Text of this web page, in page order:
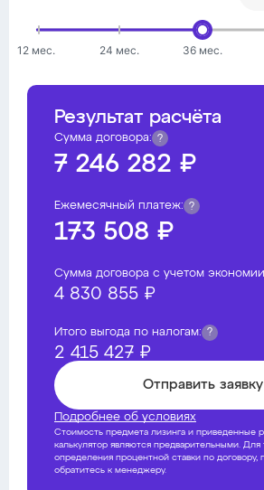
12 мес. 24 мес. 36 мес.
Результат расчёта
Сумма договора: ?
7 246 282 ₽
Ежемесячный платеж: ?
173 508 ₽
Сумма договора с учетом
4 830 855 ₽
Итого выгода по налогам: ?
2 415 427 ₽
Отправить заявку
Подробнее об условиях
Стоимость предмета лизинга и приведенные
калькулятор являются предварительными. Для
определения процентной ставки по договору,
обратитесь к менеджеру.